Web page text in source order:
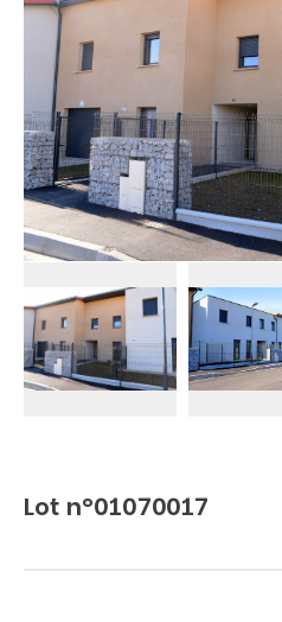
Lot n°01070017